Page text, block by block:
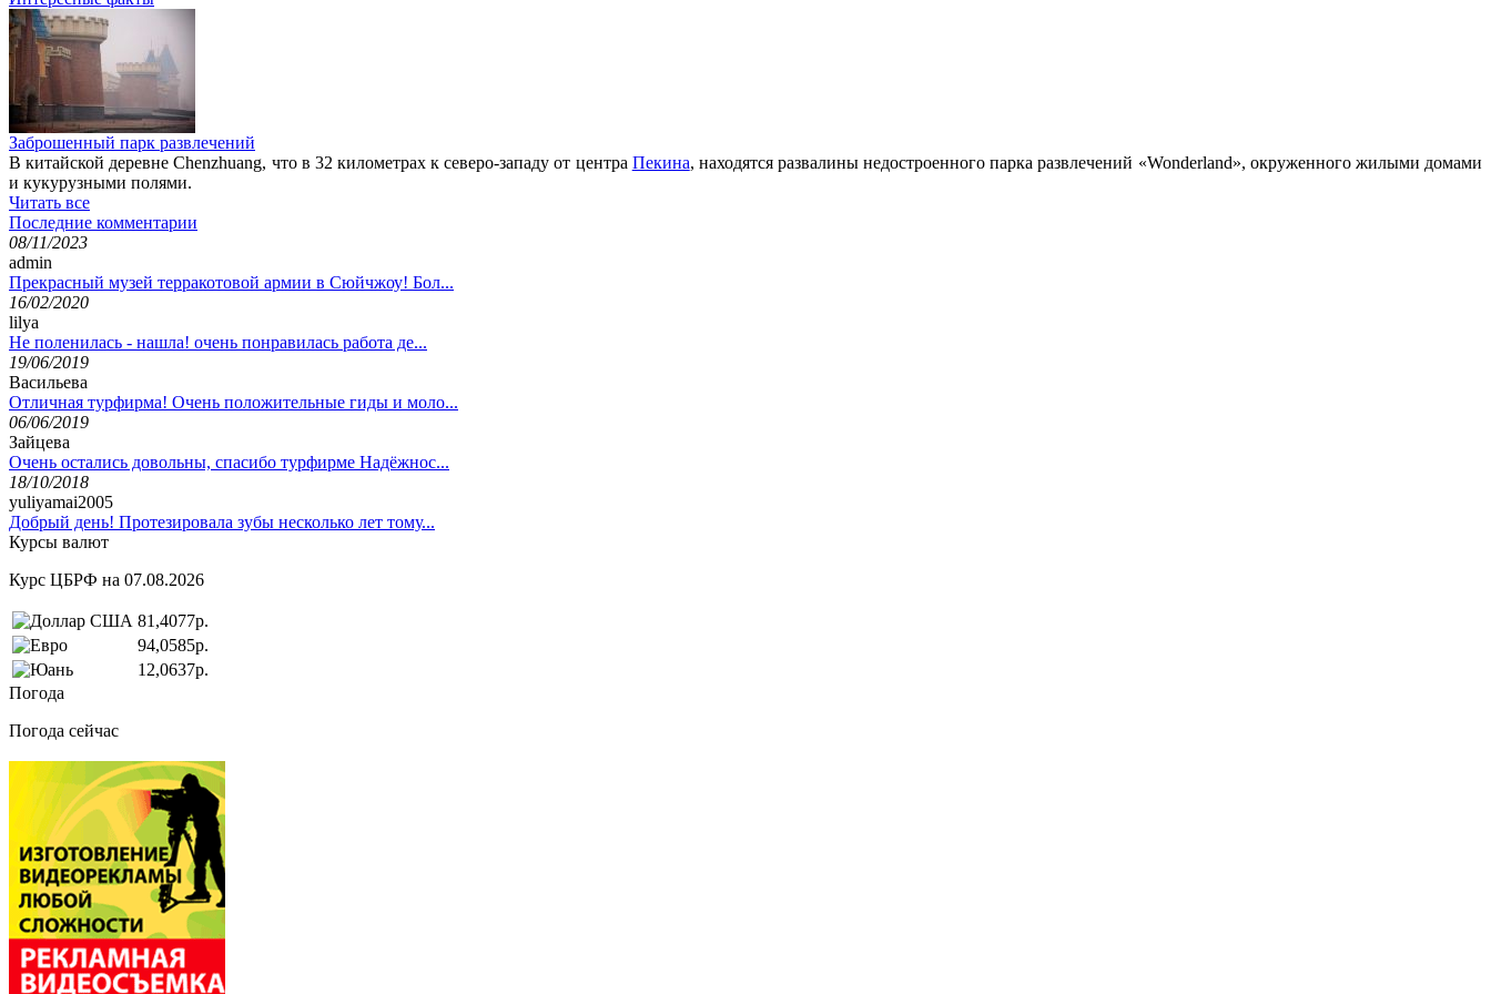
Заброшенный парк развлечений
В китайской деревне Chenzhuang, что в 32 километрах к северо-западу от центра Пекина, находятся развалины недостроенного парка развлечений «Wonderland», окруженного жилыми домами
и кукурузными полями.
Читать все
Последние комментарии
08/11/2023
admin
Прекрасный музей терракотовой армии в Сюйчжоу! Бол...
16/02/2020
lilya
Не поленилась - нашла! очень понравилась работа де...
19/06/2019
Васильева
Отличная турфирма! Очень положительные гиды и моло...
06/06/2019
Зайцева
Очень остались довольны, спасибо турфирме Надёжнос...
18/10/2018
yuliyamai2005
Добрый день! Протезировала зубы несколько лет тому...
Курсы валют
Курс ЦБРФ на 07.08.2026
81,4077р.
94,0585р.
12,0637р.
Погода
Погода сейчас